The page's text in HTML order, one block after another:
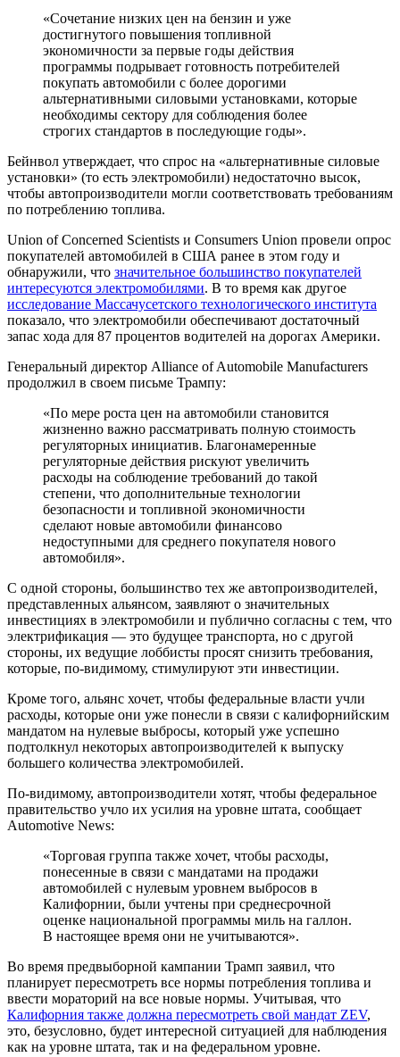
«Сочетание низких цен на бензин и уже
достигнутого повышения топливной
экономичности за первые годы действия
программы подрывает готовность потребителей
покупать автомобили с более дорогими
альтернативными силовыми установками, которые
необходимы сектору для соблюдения более
строгих стандартов в последующие годы».
Бейнвол утверждает, что спрос на «альтернативные силовые
установки» (то есть электромобили) недостаточно высок,
чтобы автопроизводители могли соответствовать требованиям
по потреблению топлива.
Union of Concerned Scientists и Consumers Union провели опрос
покупателей автомобилей в США ранее в этом году и
обнаружили, что значительное большинство покупателей
интересуются электромобилями. В то время как другое
исследование Массачусетского технологического института
показало, что электромобили обеспечивают достаточный
запас хода для 87 процентов водителей на дорогах Америки.
Генеральный директор Alliance of Automobile Manufacturers
продолжил в своем письме Трампу:
«По мере роста цен на автомобили становится
жизненно важно рассматривать полную стоимость
регуляторных инициатив. Благонамеренные
регуляторные действия рискуют увеличить
расходы на соблюдение требований до такой
степени, что дополнительные технологии
безопасности и топливной экономичности
сделают новые автомобили финансово
недоступными для среднего покупателя нового
автомобиля».
С одной стороны, большинство тех же автопроизводителей,
представленных альянсом, заявляют о значительных
инвестициях в электромобили и публично согласны с тем, что
электрификация — это будущее транспорта, но с другой
стороны, их ведущие лоббисты просят снизить требования,
которые, по-видимому, стимулируют эти инвестиции.
Кроме того, альянс хочет, чтобы федеральные власти учли
расходы, которые они уже понесли в связи с калифорнийским
мандатом на нулевые выбросы, который уже успешно
подтолкнул некоторых автопроизводителей к выпуску
большего количества электромобилей.
По-видимому, автопроизводители хотят, чтобы федеральное
правительство учло их усилия на уровне штата, сообщает
Automotive News:
«Торговая группа также хочет, чтобы расходы,
понесенные в связи с мандатами на продажи
автомобилей с нулевым уровнем выбросов в
Калифорнии, были учтены при среднесрочной
оценке национальной программы миль на галлон.
В настоящее время они не учитываются».
Во время предвыборной кампании Трамп заявил, что
планирует пересмотреть все нормы потребления топлива и
ввести мораторий на все новые нормы. Учитывая, что
Калифорния также должна пересмотреть свой мандат ZEV,
это, безусловно, будет интересной ситуацией для наблюдения
как на уровне штата, так и на федеральном уровне.